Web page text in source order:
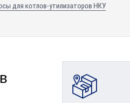
для котлов-утилизаторов НКУ